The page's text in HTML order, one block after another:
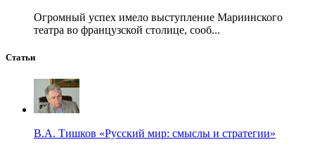
Огромный успех имело выступление Мариинского
театра во французской столице, сооб...
Статьи
В.А. Тишков «Русский мир: смыслы и стратегии»